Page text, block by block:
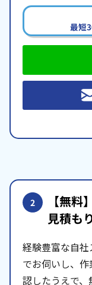
最短
2 【無料
見積も
経験豊富な自
でお伺いし、
認したうえで